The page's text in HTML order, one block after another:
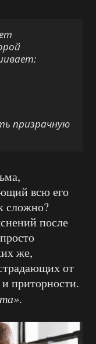
призрачную
всю его
сложно?
после
же,
от
приторности.
.